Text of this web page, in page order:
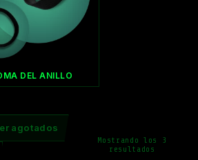
DEL ANILLO
agotados
Mostrando los 3
resultados